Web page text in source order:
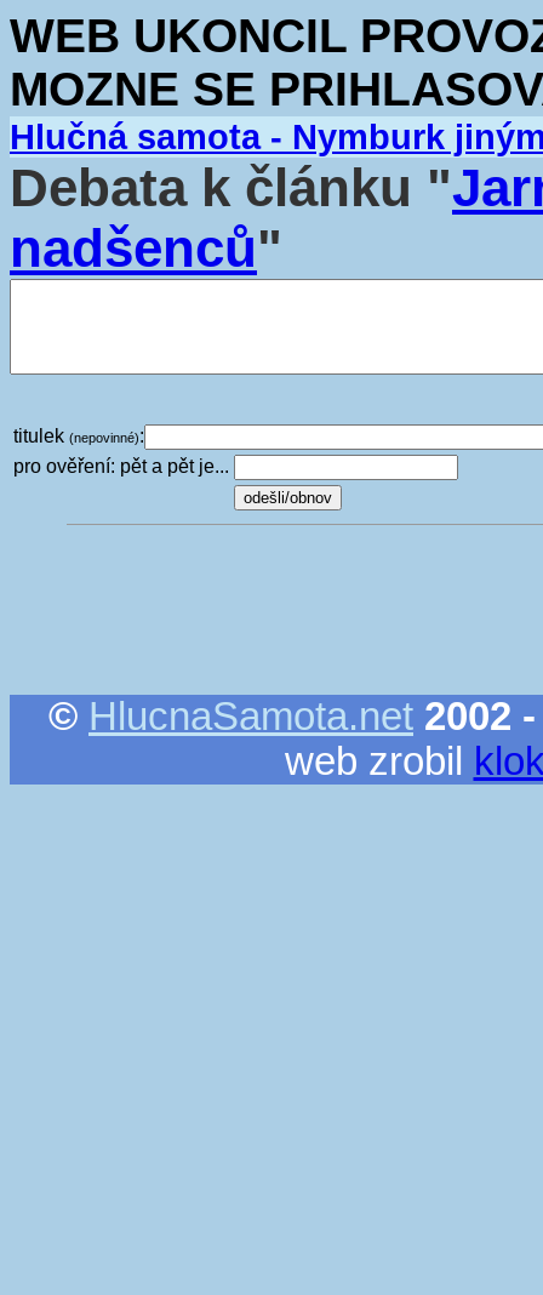
WEB UKONCIL
MOZNE SE
Hlučná samota - Nymburk
Debata k článku "
nadšenců"
titulek (nepovinné):
pro ověření: pět a pět je...
© HlucnaSamota.net 2002
web zrobil